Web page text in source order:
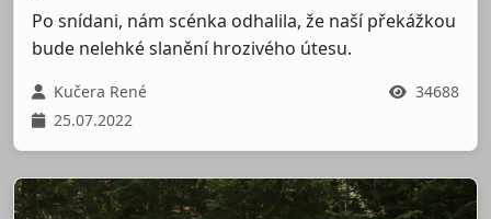
Po snídani, nám scénka odhalila, že naší překážkou
bude nelehké slanění hrozivého útesu.
Kučera René
34688
25.07.2022